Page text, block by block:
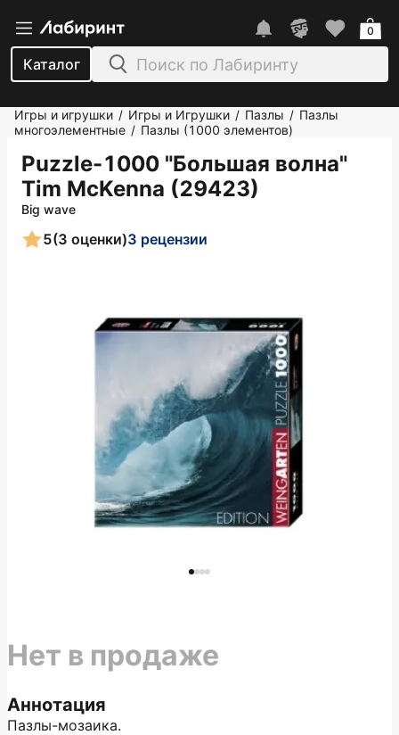
Каталог
0
Игры и игрушки / Игры и Игрушки / Пазлы / Пазлы
многоэлементные / Пазлы (1000 элементов)
Puzzle-1000 "Большая волна"
Tim McKenna (29423)
Big wave
5(3 оценки)3 рецензии
Аннотация
Пазлы-мозаика.
Нет в продаже